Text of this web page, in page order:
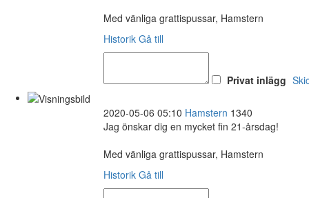
Med vänliga grattispussar, Hamstern
Historik Gå till
Privat inlägg
2020-05-06 05:10 Hamstern 1340
Jag önskar dig en mycket fin 21-årsdag!
Med vänliga grattispussar, Hamstern
Historik Gå till